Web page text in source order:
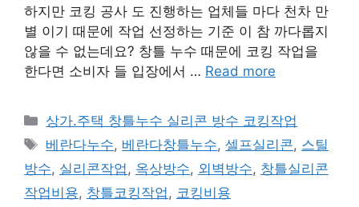
하지만 코킹 공사 도 진행하는 업체들 마다 천차 만
별 이기 때문에 작업 선정하는 기준 이 참 까다롭지
않을 수 없는데요? 창틀 누수 때문에 코킹 작업을
한다면 소비자 들 입장에서 … Read more
Categories
상가.주택 창틀누수 실리콘 방수 코킹작업
Tags
베란다누수, 베란다창틀누수,셀프실리콘, 스틸
방수, 실리콘작업 , 옥상방수, 외벽방수, 창틀실리콘
작업비용, 창틀코킹작업 , 코킹비용